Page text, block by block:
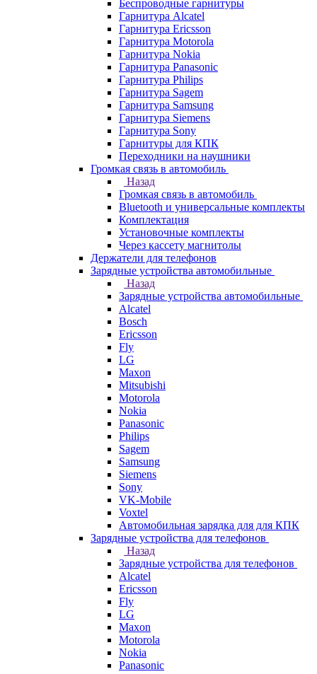
Беспроводные гарнитуры
Гарнитура Alcatel
Гарнитура Ericsson
Гарнитура Motorola
Гарнитура Nokia
Гарнитура Panasonic
Гарнитура Philips
Гарнитура Sagem
Гарнитура Samsung
Гарнитура Siemens
Гарнитура Sony
Гарнитуры для КПК
Переходники на наушники
Громкая связь в автомобиль
Назад
Громкая связь в автомобиль
Bluetooth и универсальные комплекты
Комплектация
Установочные комплекты
Через кассету магнитолы
Держатели для телефонов
Зарядные устройства автомобильные
Назад
Зарядные устройства автомобильные
Alcatel
Bosch
Ericsson
Fly
LG
Maxon
Mitsubishi
Motorola
Nokia
Panasonic
Philips
Sagem
Samsung
Siemens
Sony
VK-Mobile
Voxtel
Автомобильная зарядка для для КПК
Зарядные устройства для телефонов
Назад
Зарядные устройства для телефонов
Alcatel
Ericsson
Fly
LG
Maxon
Motorola
Nokia
Panasonic